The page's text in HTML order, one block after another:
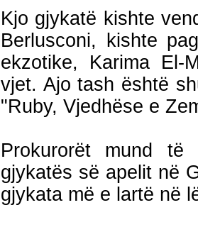
Kjo gjykatë kishte
Berlusconi, kishte
ekzotike, Karima
vjet. Ajo tash është
"Ruby, Vjedhëse e
Prokurorët mund të
gjykatës së apelit në
gjykata më e lartë në